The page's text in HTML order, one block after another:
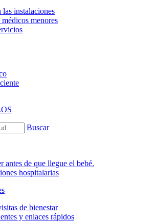
instalaciones
menores
Buscar
antes de que llegue el bebé.
hospitalarias
de bienestar
y enlaces rápidos